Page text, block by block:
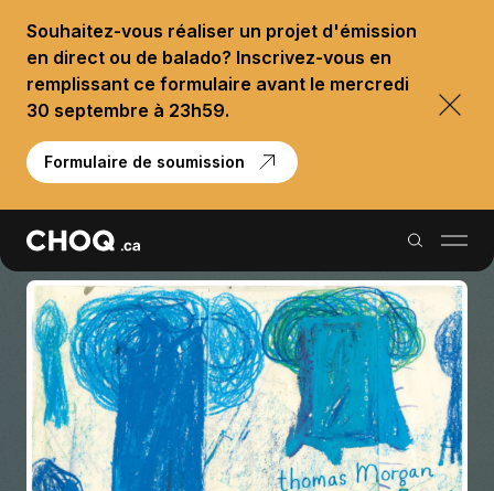
Souhaitez-vous réaliser un projet d'émission
en direct ou de balado? Inscrivez-vous en
remplissant ce formulaire avant le mercredi
30 septembre à 23h59.
Formulaire de soumission
Balados
Reportages
Palmarès